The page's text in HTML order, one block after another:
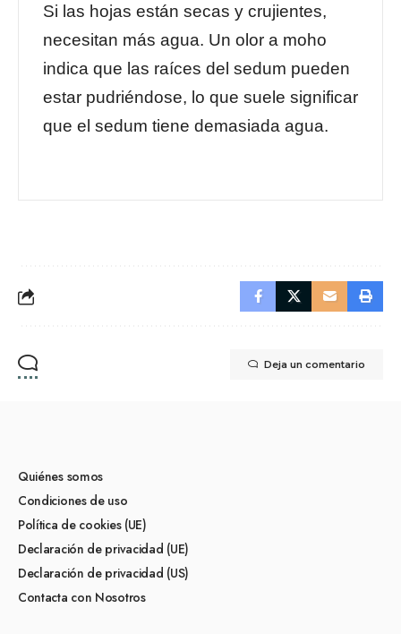
Si las hojas están secas y crujientes,
necesitan más agua. Un olor a moho
indica que las raíces del sedum pueden
estar pudriéndose, lo que suele significar
que el sedum tiene demasiada agua.
Deja un comentario
Quiénes somos
Condiciones de uso
Política de cookies (UE)
Declaración de privacidad (UE)
Declaración de privacidad (US)
Contacta con Nosotros